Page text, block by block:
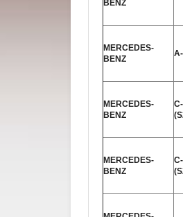
BENZ
MERCEDES-
BENZ
MERCEDES-
BENZ
MERCEDES-
BENZ